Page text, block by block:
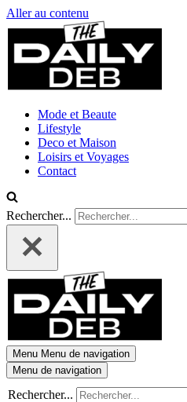
Aller au contenu
Mode et Beaute
Lifestyle
Deco et Maison
Loisirs et Voyages
Contact
Rechercher...
Menu Menu de navigation
Menu de navigation
Rechercher...